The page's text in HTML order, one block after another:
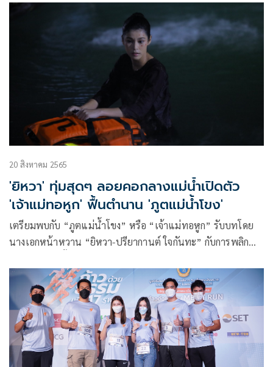
สองออกจากกันได้ พร้อมกลับการโคจรกลับมาพบกันของ 2
ในละครเรื่อง “นางนาคพระโขนง”
20 สิงหาคม 2565
'ยิหวา' ทุ่มสุดๆ ลอยคอกลางแม่น้ำเปิดตัว
'เจ้าแม่ทอหูก' ฟื้นตำนาน 'ภูตแม่น้ำโขง'
เตรียมพบกับ “ภูตแม่น้ำโขง” หรือ “เจ้าแม่ทอหูก” รับบทโดย
นางเอกหน้าหวาน “ยิหวา-ปรียากานต์ ใจกันทะ” กับการพลิก
ความแค้นมานานนับพันปี เพื่อมาร้ายในวันนี้!